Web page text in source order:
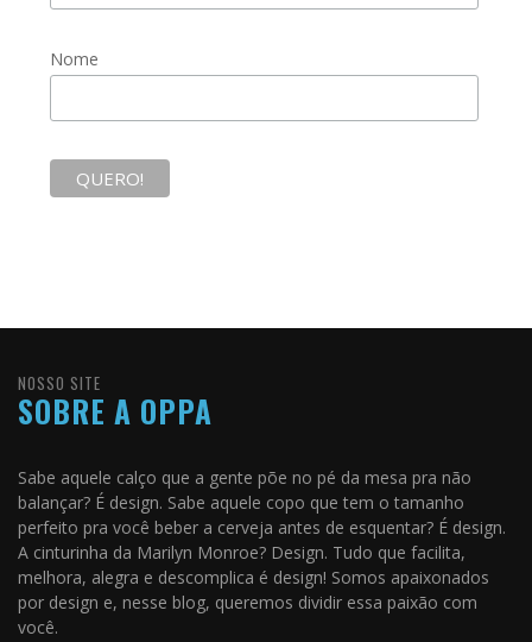
Nome
NOSSO SITE
SOBRE A OPPA
Sabe aquele calço que a gente põe no pé da mesa pra não
balançar? É design. Sabe aquele copo que tem o tamanho
perfeito pra você beber a cerveja antes de esquentar? É design.
A cinturinha da Marilyn Monroe? Design. Tudo que facilita,
melhora, alegra e descomplica é design! Somos apaixonados
por design e, nesse blog, queremos dividir essa paixão com
você.